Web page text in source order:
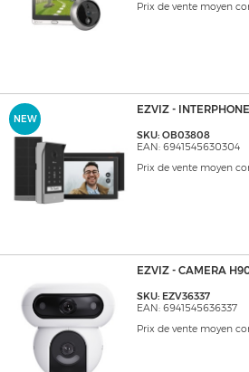
Prix de vente moyen
NEW
EZVIZ -
SKU: OB03808
EAN: 6941545630304
Prix de vente moyen
EZVIZ - CAMERA
SKU: EZV36337
EAN: 6941545636337
Prix de vente moyen